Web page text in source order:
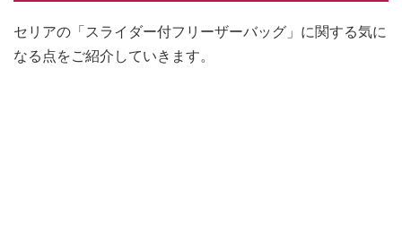
セリアの「スライダー付フリーザーバッグ」に関する気に
なる点をご紹介していきます。